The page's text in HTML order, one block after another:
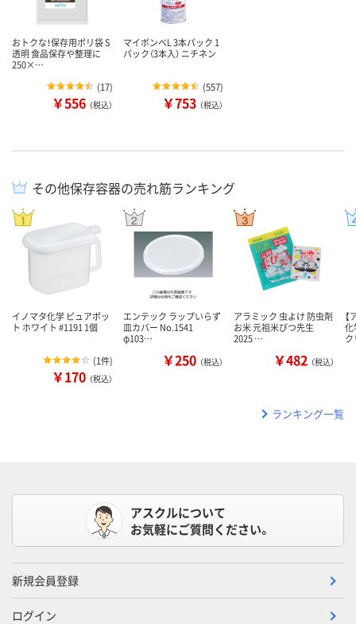
おトクな！保存用ポリ袋 S
透明 食品保存や整理に
250×…
(17)
￥556 （税込）
マイボンベL 3本パック 1
パック（3本入） ニチネン
(557)
￥753 （税込）
その他保存容器の売れ筋ランキング
イノマタ化学 ピュアポッ
ト ホワイト #1191 1個
(1件)
￥170 （税込）
エンテック ラップいらず
皿カバー No.1541
φ103…
￥250 （税込）
アラミック 虫よけ 防虫剤
お米 元祖米びつ先生
2025 …
￥482 （税込）
化
ランキング一覧
アスクルについて
お気軽にご質問ください。
新規会員登録
ログイン